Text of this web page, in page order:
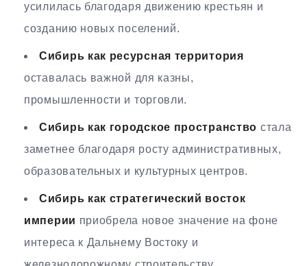
усилилась благодаря движению крестьян и
созданию новых поселений.
Сибирь как ресурсная территория
оставалась важной для казны,
промышленности и торговли.
Сибирь как городское пространство стала
заметнее благодаря росту административных,
образовательных и культурных центров.
Сибирь как стратегический восток
империи приобрела новое значение на фоне
интереса к Дальнему Востоку и